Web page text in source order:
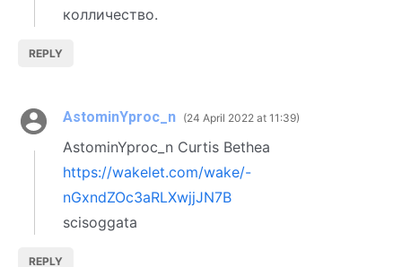
колличество.
REPLY
AstominYproc_n 24 April 2022 at 11:39
AstominYproc_n Curtis Bethea
https://wakelet.com/wake/-
nGxndZOc3aRLXwjjJN7B
scisoggata
REPLY